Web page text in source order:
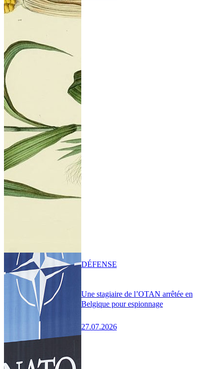
Une stagiaire de l’OTAN arrêtée en
Belgique pour espionnage
27.07.2026
DÉFENSE